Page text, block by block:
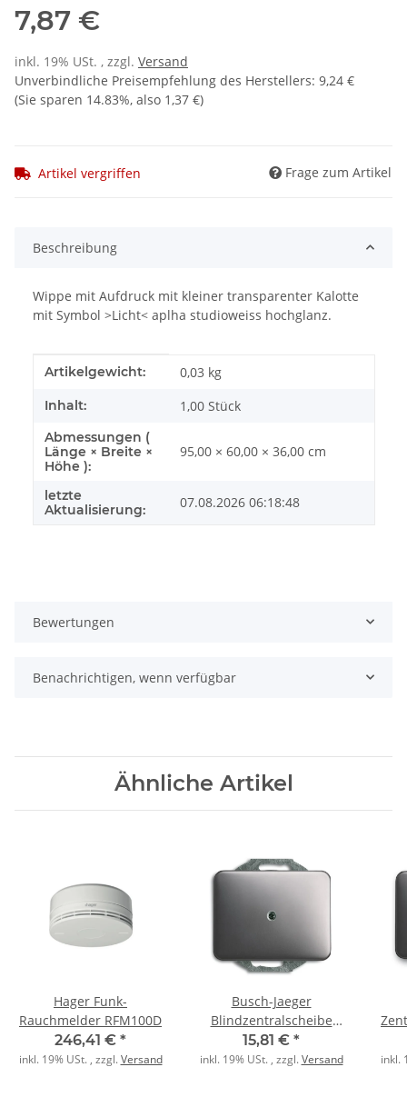
7,87 €
inkl. 19% USt. , zzgl. Versand
Unverbindliche Preisempfehlung des Herstellers: 9,24 €
(Sie sparen 14.83%, also 1,37 €)
Artikel vergriffen Frage zum Artikel
Beschreibung
Wippe mit Aufdruck mit kleiner transparenter Kalotte
mit Symbol >Licht< aplha studioweiss hochglanz.
Produkteigenschaft
Wert
Artikelgewicht: 0,03 kg
Inhalt: 1,00 Stück
Abmessungen (
Länge × Breite ×
Höhe ):
95,00 × 60,00 × 36,00 cm
letzte
Aktualisierung:
07.08.2026 06:18:48
Bewertungen
Benachrichtigen, wenn verfügbar
Ähnliche Artikel
Hager Funk-
Rauchmelder RFM100D
246,41 € *
inkl. 19% USt. , zzgl.Versand
Busch-Jaeger
Blindzentralscheibe
1742-20 platin
15,81 € *
inkl. 19% USt. , zzgl.Versand inkl.